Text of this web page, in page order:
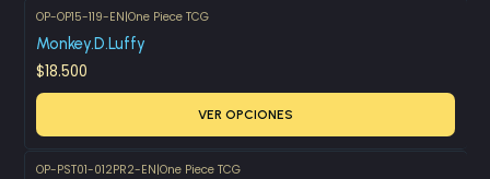
OP-OP15-119-EN|One Piece TCG
Monkey.D.Luffy
$18.500
VER OPCIONES
OP-PST01-012PR2-EN|One Piece TCG